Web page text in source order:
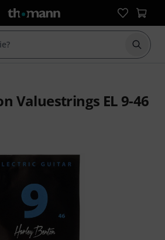
Suche
Valuestrings EL 9-46
5 Sternen aus 163 Kundenbewertungen